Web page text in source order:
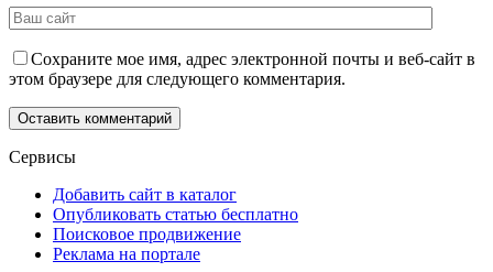
Сохраните мое имя, адрес электронной почты и веб-сайт в
этом браузере для следующего комментария.
Сервисы
Добавить сайт в каталог
Опубликовать статью бесплатно
Поисковое продвижение
Реклама на портале